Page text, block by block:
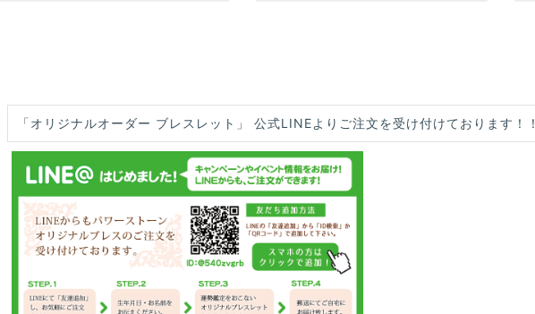
「オリジナルオーダー ブレスレット」 公式LINEよりご注文を受け付けております！！